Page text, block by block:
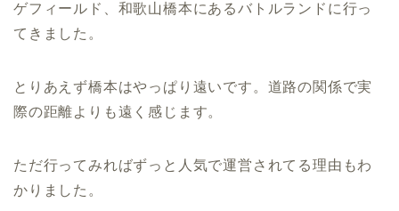
ゲフィールド、和歌山橋本にあるバトルランドに行っ
てきました。
とりあえず橋本はやっぱり遠いです。道路の関係で実
際の距離よりも遠く感じます。
ただ行ってみればずっと人気で運営されてる理由もわ
かりました。